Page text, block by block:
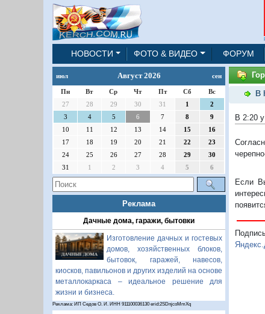
НОВОСТИ ФОТО & ВИДЕО ФОРУМ
июл Август 2026 сен
Пн Вт Ср Чт Пт Сб
Вс
27
28 29 30 31 1
2
3
4 5 6 7 8
9
10
11 12 13 14 15
16
17
18 19 20 21 22
23
24
25 26 27 28 29
30
31
1 2 3 4 5 6
Реклама
Дачные дома, гаражи, бытовки
Изготовление дачных и гостевых
домов, хозяйственных блоков,
бытовок, гаражей, навесов,
киосков, павильонов и других изделий на основе
металлокаркаса – идеальное решение для
жизни и бизнеса.
Реклама: ИП Седов О. И. ИНН 911100036130 erid:2SDnjcoMmXq
В
В 2:20 у
Если